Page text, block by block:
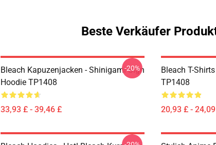
Beste Verkäufer
Bleach Kapuzenjacken - Shinigami Sign
Hoodie TP1408
33,93 £ - 39,46 £
-20%
Bleach T-
TP1408
20,93 £ -